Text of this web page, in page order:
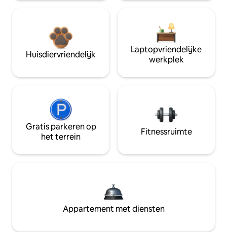
Huisdiervriendelijk
Laptopvriendelijke
werkplek
Gratis parkeren op
het terrein
Fitnessruimte
Appartement met diensten